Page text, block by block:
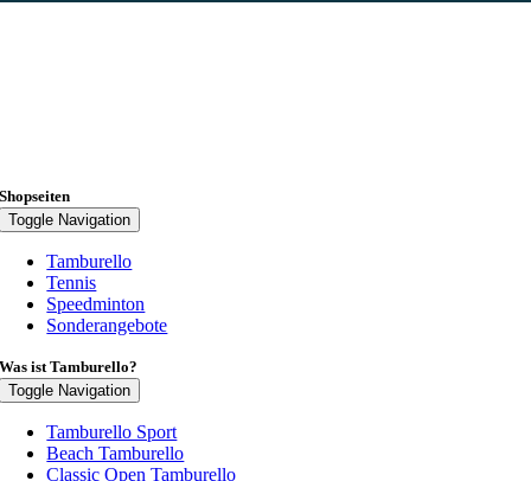
Shopseiten
Toggle Navigation
Tamburello
Tennis
Speedminton
Sonderangebote
Was ist Tamburello?
Toggle Navigation
Tamburello Sport
Beach Tamburello
Classic Open Tamburello